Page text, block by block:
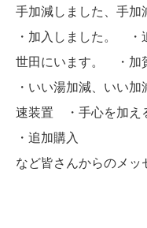
手加減しました、手加
・加入しました。
世田にいます。 ・加
・いい湯加減、いい
速装置 ・手心を加え
・追加購入
など皆さんからのメッ